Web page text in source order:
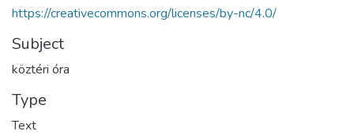
https://creativecommons.org/licenses/by-nc/4.0/
Subject
köztéri óra
Type
Text